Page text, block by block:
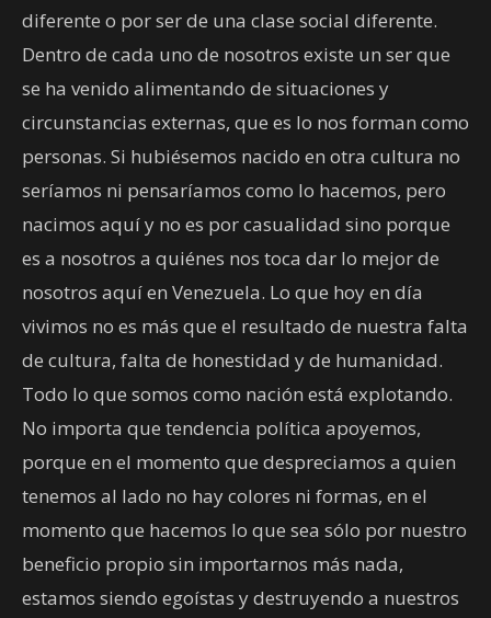
diferente o por ser de una clase social diferente.
Dentro de cada uno de nosotros existe un ser que
se ha venido alimentando de situaciones y
circunstancias externas, que es lo nos forman como
personas. Si hubiésemos nacido en otra cultura no
seríamos ni pensaríamos como lo hacemos, pero
nacimos aquí y no es por casualidad sino porque
es a nosotros a quiénes nos toca dar lo mejor de
nosotros aquí en Venezuela. Lo que hoy en día
vivimos no es más que el resultado de nuestra falta
de cultura, falta de honestidad y de humanidad.
Todo lo que somos como nación está explotando.
No importa que tendencia política apoyemos,
porque en el momento que despreciamos a quien
tenemos al lado no hay colores ni formas, en el
momento que hacemos lo que sea sólo por nuestro
beneficio propio sin importarnos más nada,
estamos siendo egoístas y destruyendo a nuestros